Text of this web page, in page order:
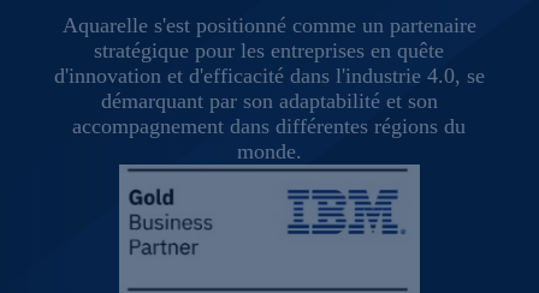
Aquarelle s'est positionné comme un partenaire
stratégique pour les entreprises en quête
d'innovation et d'efficacité dans l'industrie 4.0, se
démarquant par son adaptabilité et son
accompagnement dans différentes régions du
monde.